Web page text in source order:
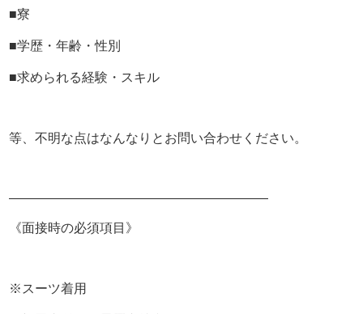
★イベント考案
など・・・
・各サイトの更新作業
使いこなせるお方優遇いたします!!
■勤務時間
■寮
■学歴・年齢・性別
■求められる経験・スキル
等、不明な点はなんなりとお問い合わせください。
――――――――――――――――――――
《面接時の必須項目》
※スーツ着用